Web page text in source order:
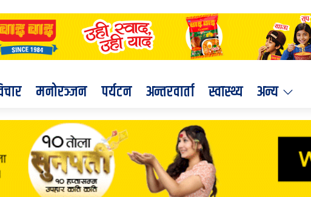
मनोरञ्जन पर्यटन अन्तरवार्ता स्वास्थ्य अन्य